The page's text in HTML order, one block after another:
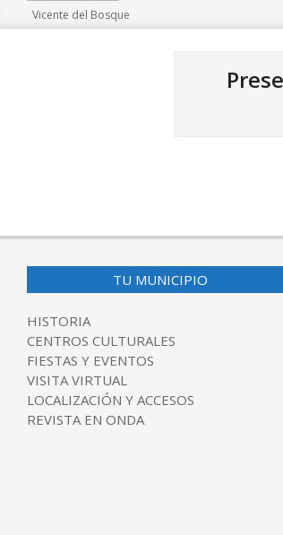
Vicente del Bosque
04-
TU MUNICIPIO
HISTORIA
CENTROS CULTURALES
FIESTAS Y EVENTOS
VISITA VIRTUAL
LOCALIZACIÓN Y ACCESOS
REVISTA EN ONDA